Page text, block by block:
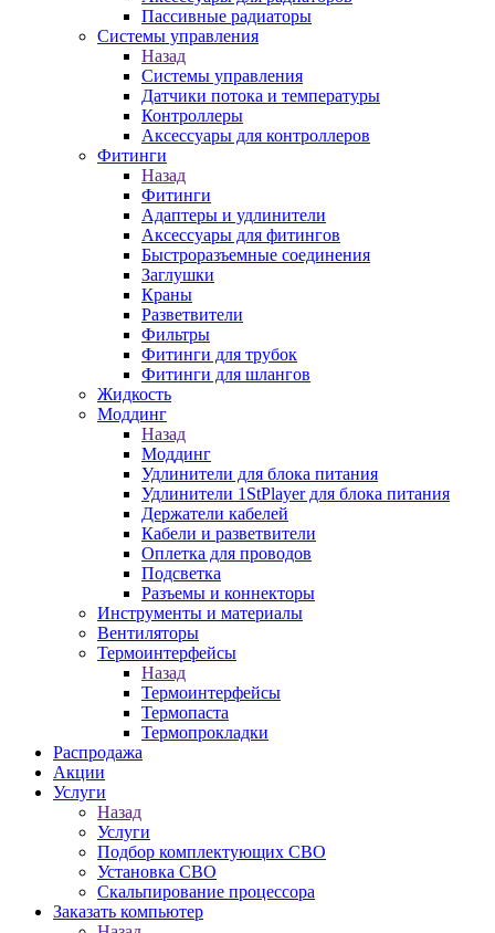
Пассивные радиаторы
Системы управления
Назад
Системы управления
Датчики потока и температуры
Контроллеры
Аксессуары для контроллеров
Фитинги
Назад
Фитинги
Адаптеры и удлинители
Аксессуары для фитингов
Быстроразъемные соединения
Заглушки
Краны
Разветвители
Фильтры
Фитинги для трубок
Фитинги для шлангов
Жидкость
Моддинг
Назад
Моддинг
Удлинители для блока питания
Удлинители 1StPlayer для блока питания
Держатели кабелей
Кабели и разветвители
Оплетка для проводов
Подсветка
Разъемы и коннекторы
Инструменты и материалы
Вентиляторы
Термоинтерфейсы
Назад
Термоинтерфейсы
Термопаста
Термопрокладки
Распродажа
Акции
Услуги
Назад
Услуги
Подбор комплектующих СВО
Установка СВО
Скальпирование процессора
Заказать компьютер